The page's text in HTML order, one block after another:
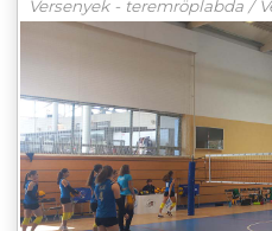
Versenyek - teremröplabda /